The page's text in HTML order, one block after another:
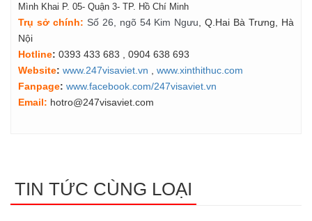
Mình Khai P. 05- Quận 3- TP. Hồ Chí Minh
Trụ sở chính: Số 26, ngõ 54 Kim Ngưu , Q.Hai Bà Trưng, Hà
Nội
Hotline: 0393 433 683 , 0904 638 693
Website: www.247visaviet.vn
www.xinthithuc.com
Fanpage: www.facebook.com/247visaviet.vn
Email: hotro@247visaviet.com
TIN TỨC CÙNG LOẠI